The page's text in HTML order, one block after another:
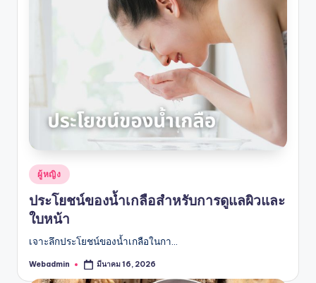
Posted
in
ผู้หญิง
ประโยชน์ของน้ำเกลือสำหรับการดูแลผิวและ
ใบหน้า
เจาะลึกประโยชน์ของน้ำเกลือในกา…
Posted
Webadmin มีนาคม 16, 2026